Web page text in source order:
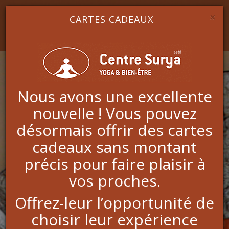
Image 1
Image 2
Image 3
YOGA & BIEN-ÊTRE
Sexothérapie
Retrouver une relation apaisée au corps, à l’intimité et
à la sexualité, après 40 ans
.
Sexothérapeute, auteure, coach en
développement personnel, coach en pré-
ménopause, ménopause, andropause,
formatrice et conférencière, j’accompagne les
×
CARTES CADEAUX
Nous avons une excellente
nouvelle ! Vous pouvez
désormais offrir des cartes
cadeaux sans montant
précis pour faire plaisir à
vos proches.
Offrez-leur l’opportunité de
choisir leur expérience